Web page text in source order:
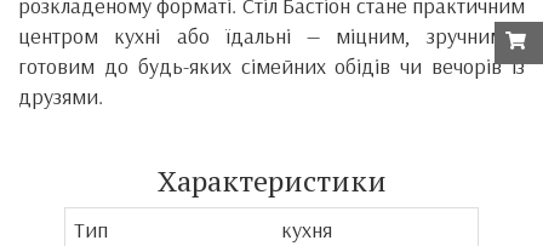
центром кухні або їдальні — міцним, зручним і
готовим до будь-яких сімейних обідів чи вечорів із
друзями.
Характеристики
Тип
кухня